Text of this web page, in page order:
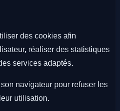
des cookies afin
réaliser des statistiques
services adaptés.
navigateur pour refuser les
utilisation.